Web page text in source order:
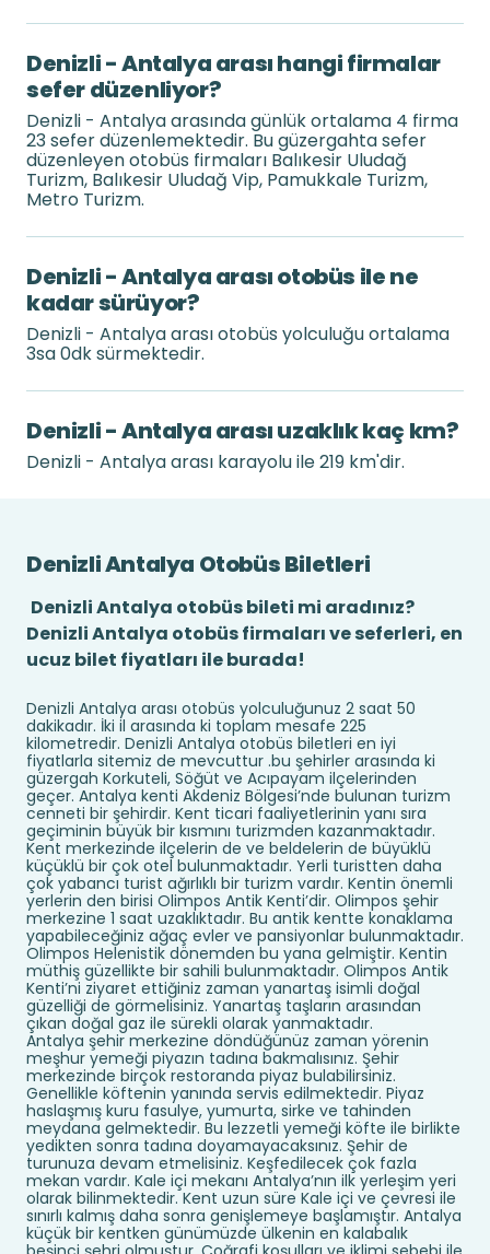
Denizli - Antalya arası hangi firmalar
sefer düzenliyor?
Denizli - Antalya arasında günlük ortalama 4 firma
23 sefer düzenlemektedir. Bu güzergahta sefer
düzenleyen otobüs firmaları Balıkesir Uludağ
Turizm, Balıkesir Uludağ Vip, Pamukkale Turizm,
Metro Turizm.
Denizli - Antalya arası otobüs ile ne
kadar sürüyor?
Denizli - Antalya arası otobüs yolculuğu ortalama
3sa 0dk sürmektedir.
Denizli - Antalya arası uzaklık kaç km?
Denizli - Antalya arası karayolu ile 219 km'dir.
Denizli Antalya Otobüs Biletleri
Denizli Antalya otobüs bileti mi aradınız?
Denizli Antalya otobüs firmaları ve seferleri, en
ucuz bilet fiyatları ile burada!
Denizli Antalya arası otobüs yolculuğunuz 2 saat 50
dakikadır. İki il arasında ki toplam mesafe 225
kilometredir. Denizli Antalya otobüs biletleri en iyi
fiyatlarla sitemiz de mevcuttur .bu şehirler arasında ki
güzergah Korkuteli, Söğüt ve Acıpayam ilçelerinden
geçer. Antalya kenti Akdeniz Bölgesi’nde bulunan turizm
cenneti bir şehirdir. Kent ticari faaliyetlerinin yanı sıra
geçiminin büyük bir kısmını turizmden kazanmaktadır.
Kent merkezinde ilçelerin de ve beldelerin de büyüklü
küçüklü bir çok otel bulunmaktadır. Yerli turistten daha
çok yabancı turist ağırlıklı bir turizm vardır. Kentin önemli
yerlerin den birisi Olimpos Antik Kenti’dir. Olimpos şehir
merkezine 1 saat uzaklıktadır. Bu antik kentte konaklama
yapabileceğiniz ağaç evler ve pansiyonlar bulunmaktadır.
Olimpos Helenistik dönemden bu yana gelmiştir. Kentin
müthiş güzellikte bir sahili bulunmaktadır. Olimpos Antik
Kenti’ni ziyaret ettiğiniz zaman yanartaş isimli doğal
güzelliği de görmelisiniz. Yanartaş taşların arasından
çıkan doğal gaz ile sürekli olarak yanmaktadır.
Antalya şehir merkezine döndüğünüz zaman yörenin
meşhur yemeği piyazın tadına bakmalısınız. Şehir
merkezinde birçok restoranda piyaz bulabilirsiniz.
Genellikle köftenin yanında servis edilmektedir. Piyaz
haslaşmış kuru fasulye, yumurta, sirke ve tahinden
meydana gelmektedir. Bu lezzetli yemeği köfte ile birlikte
yedikten sonra tadına doyamayacaksınız. Şehir de
turunuza devam etmelisiniz. Keşfedilecek çok fazla
mekan vardır. Kale içi mekanı Antalya’nın ilk yerleşim yeri
olarak bilinmektedir. Kent uzun süre Kale içi ve çevresi ile
sınırlı kalmış daha sonra genişlemeye başlamıştır. Antalya
küçük bir kentken günümüzde ülkenin en kalabalık